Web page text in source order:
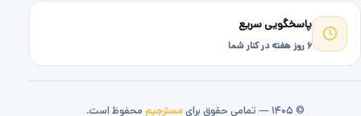
پاسخگویی سریع
۶ روز هفته در کنار شما
© ۱۴۰۵ — تمامی حقوق برای مسترجیم محفوظ است.